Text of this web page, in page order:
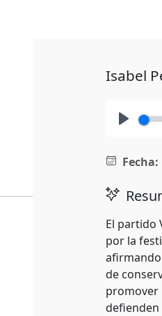
Isabel
Fecha:
El partido
por la
de
promover
defienden